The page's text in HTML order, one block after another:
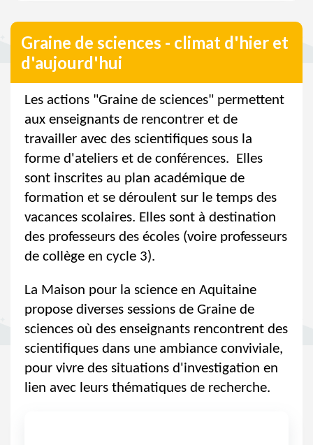
Graine de sciences - climat d'hier et
d'aujourd'hui
Les actions "Graine de sciences" permettent
aux enseignants de rencontrer et de
travailler avec des scientifiques sous la
forme d'ateliers et de conférences. Elles
sont inscrites au plan académique de
formation et se déroulent sur le temps des
vacances scolaires. Elles sont à destination
des professeurs des écoles (voire professeurs
de collège en cycle 3).
La Maison pour la science en Aquitaine
propose diverses sessions de Graine de
sciences où des enseignants rencontrent des
scientifiques dans une ambiance conviviale,
pour vivre des situations d'investigation en
lien avec leurs thématiques de recherche.